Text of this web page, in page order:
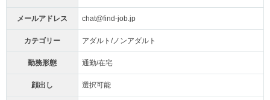
メールアドレス chat@find-job.jp
カテゴリー アダルト/ノンアダルト
勤務形態 通勤/在宅
顔出し 選択可能